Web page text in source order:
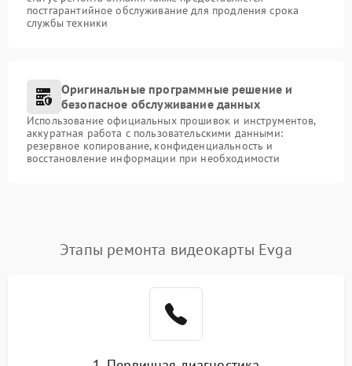
постгарантийное обслуживание для продления срока
службы техники
Оригинальные программные решение и
безопасное обслуживание данных
Использование официальных прошивок и инструментов,
аккуратная работа с пользовательскими данными:
резервное копирование, конфиденциальность и
восстановление информации при необходимости
Этапы ремонта видеокарты Evga